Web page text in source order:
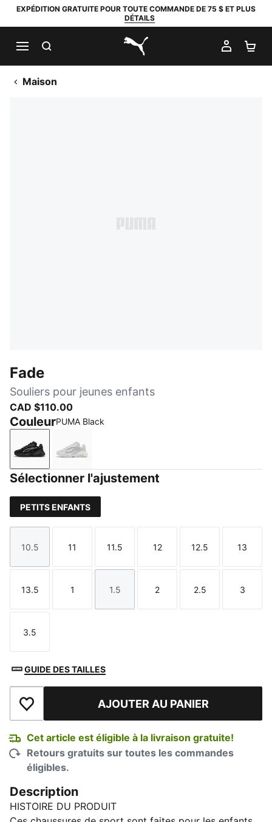
EXPÉDITION GRATUITE POUR TOUTE COMMANDE DE 75 $ ET PLUS
DÉTAILS
PUMA.com
MON
Maison
Fade
Souliers pour jeunes enfants
CAD $110.00
CouleurPUMA Black
PUMA BlackPUMA White
Sélectionner l'ajustement
PETITS ENFANTS
Taille
10.5
Taille
11
Taille
11.5
Taille
12
Taille
12.5
Taille
13
Taille
13.5
Taille
1
Taille
1.5
Taille
2
Taille
2.5
Taille
3
Taille
3.5
GUIDE DES TAILLES
Ajouter à la liste de souhaits
AJOUTER AU PANIER
Cet article est éligible à la livraison gratuite!
Retours gratuits sur toutes les commandes
éligibles.
Description
HISTOIRE DU PRODUIT